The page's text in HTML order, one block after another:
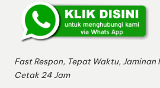
Fast Respon, Tepat Waktu, Jaminan
Cetak 24 Jam